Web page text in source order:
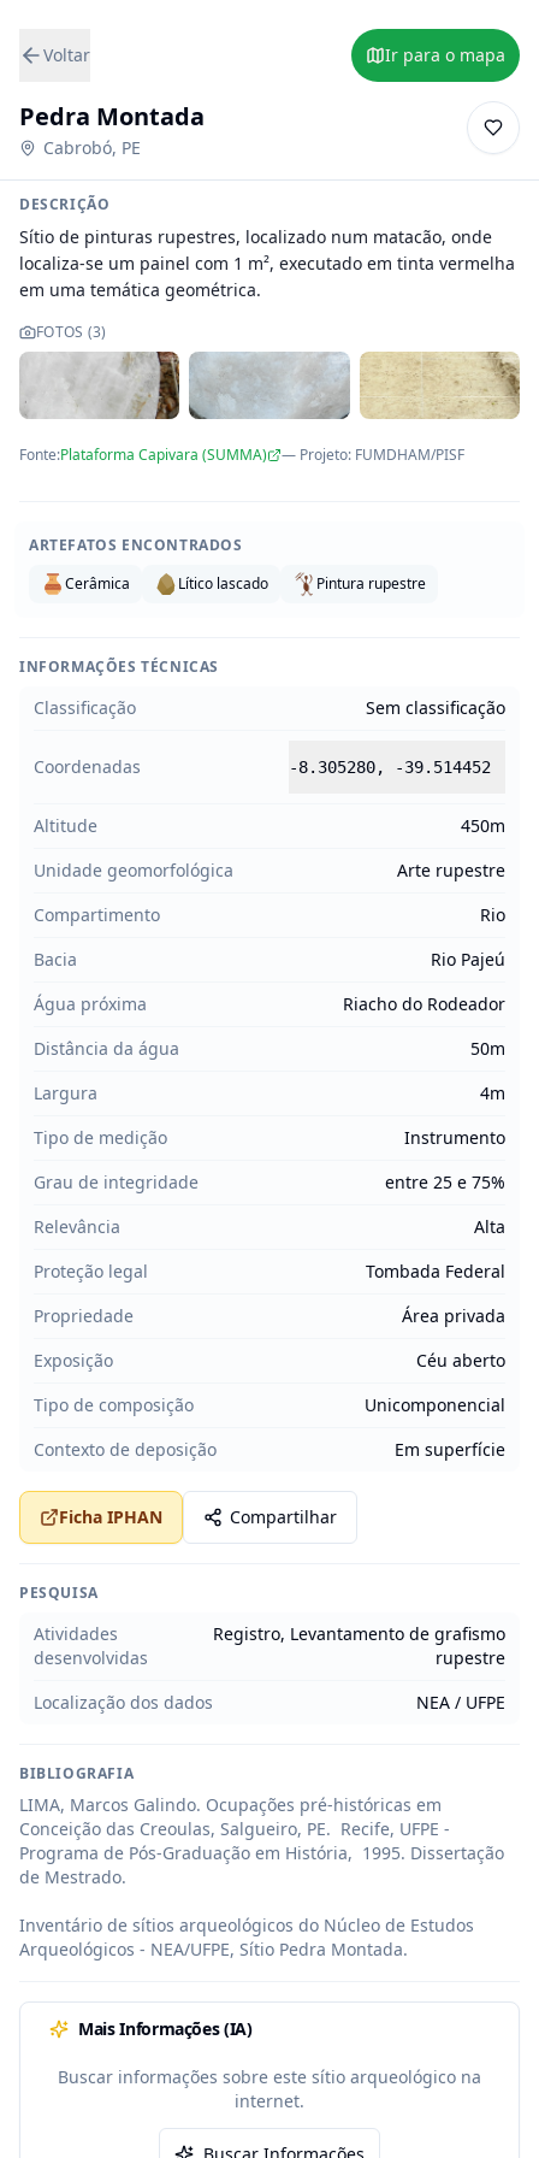
Voltar Ir para o mapa
Pedra Montada
Cabrobó, PE
DESCRIÇÃO
Sítio de pinturas rupestres, localizado num matacão, onde
localiza-se um painel com 1 m², executado em tinta vermelha
em uma temática geométrica.
FOTOS (3)
Fonte:Plataforma Capivara (SUMMA) — Projeto: FUMDHAM/PISF
ARTEFATOS ENCONTRADOS
Cerâmica
Lítico lascado Pintura rupestre
INFORMAÇÕES TÉCNICAS
Classificação Sem classificação
Coordenadas -8.305280, -39.514452
Altitude
450m
Unidade geomorfológica
Arte rupestre
Compartimento
Rio
Bacia
Rio Pajeú
Água próxima
Riacho do Rodeador
Distância da água
50m
Largura
4m
Tipo de medição
Instrumento
Grau de integridade
entre 25 e 75%
Relevância
Alta
Proteção legal
Tombada Federal
Propriedade
Área privada
Exposição
Céu aberto
Tipo de composição
Unicomponencial
Contexto de deposição
Em superfície
Ficha IPHAN Compartilhar
PESQUISA
Atividades
desenvolvidas
Registro, Levantamento de grafismo
rupestre
Localização dos dados
NEA / UFPE
BIBLIOGRAFIA
LIMA, Marcos Galindo. Ocupações pré-históricas em
Conceição das Creoulas, Salgueiro, PE.  Recife, UFPE -
Programa de Pós-Graduação em História,  1995. Dissertação
de Mestrado.
Inventário de sítios arqueológicos do Núcleo de Estudos
Arqueológicos - NEA/UFPE, Sítio Pedra Montada.
Mais Informações (IA)
Buscar informações sobre este sítio arqueológico na
internet.